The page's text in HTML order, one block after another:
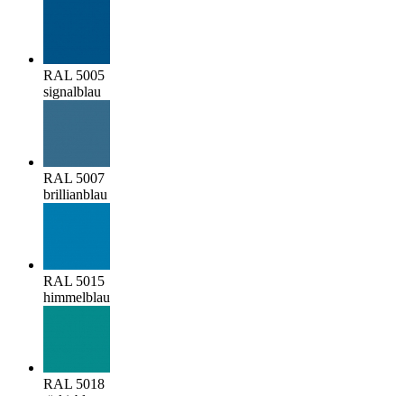
RAL 5005
signalblau
RAL 5007
brillianblau
RAL 5015
himmelblau
RAL 5018